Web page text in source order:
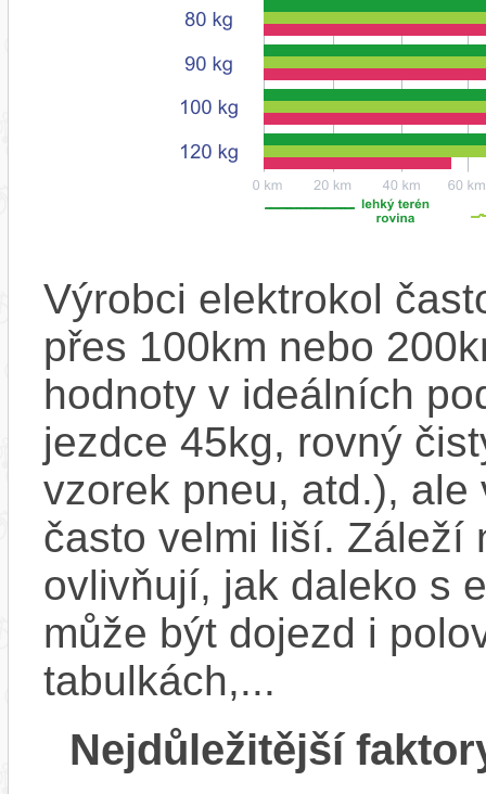
Výrobci elektrokol
přes 100km nebo
hodnoty v ideálních
jezdce 45kg, rovný
vzorek pneu, atd.),
často velmi liší. Záleží
ovlivňují, jak daleko s
může být dojezd i
tabulkách,...
Nejdůležitější